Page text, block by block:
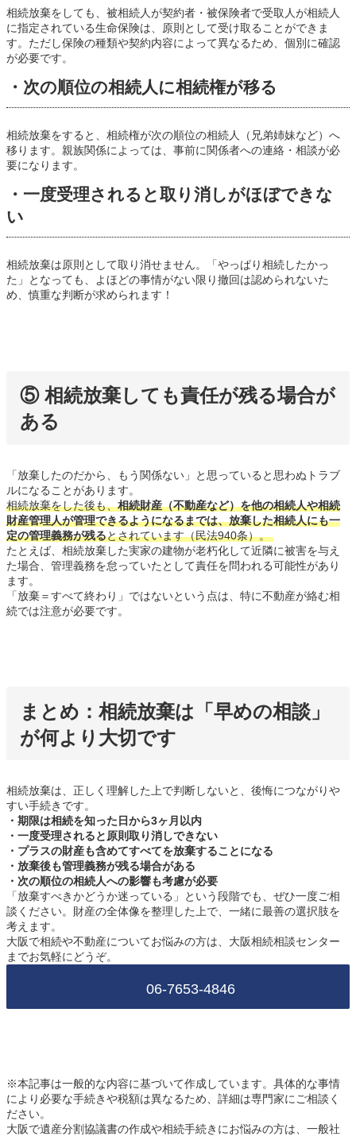
相続放棄をしても、被相続人が契約者・被保険者で受取人が相続人
に指定されている生命保険は、原則として受け取ることができま
す。ただし保険の種類や契約内容によって異なるため、個別に確認
が必要です。
・次の順位の相続人に相続権が移る
相続放棄をすると、相続権が次の順位の相続人（兄弟姉妹など）へ
移ります。親族関係によっては、事前に関係者への連絡・相談が必
要になります。
・一度受理されると取り消しがほぼできな
い
相続放棄は原則として取り消せません。「やっぱり相続したかっ
た」となっても、よほどの事情がない限り撤回は認められないた
め、慎重な判断が求められます！
⑤ 相続放棄しても責任が残る場合が
ある
「放棄したのだから、もう関係ない」と思っていると思わぬトラブ
ルになることがあります。
相続放棄をした後も、相続財産（不動産など）を他の相続人や相続
財産管理人が管理できるようになるまでは、放棄した相続人にも一
定の管理義務が残るとされています（民法940条）。
たとえば、相続放棄した実家の建物が老朽化して近隣に被害を与え
た場合、管理義務を怠っていたとして責任を問われる可能性があり
ます。
「放棄＝すべて終わり」ではないという点は、特に不動産が絡む相
続では注意が必要です。
まとめ：相続放棄は「早めの相談」
が何より大切です
相続放棄は、正しく理解した上で判断しないと、後悔につながりや
すい手続きです。
・期限は相続を知った日から3ヶ月以内
・一度受理されると原則取り消しできない
・プラスの財産も含めてすべてを放棄することになる
・放棄後も管理義務が残る場合がある
・次の順位の相続人への影響も考慮が必要
「放棄すべきかどうか迷っている」という段階でも、ぜひ一度ご相
談ください。財産の全体像を整理した上で、一緒に最善の選択肢を
考えます。
大阪で相続や不動産についてお悩みの方は、大阪相続相談センター
までお気軽にどうぞ。
06-7653-4846
※本記事は一般的な内容に基づいて作成しています。具体的な事情
により必要な手続きや税額は異なるため、詳細は専門家にご相談く
ださい。
大阪で遺産分割協議書の作成や相続手続きにお悩みの方は、一般社